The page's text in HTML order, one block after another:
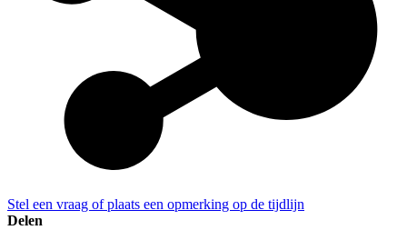
Stel een vraag of plaats een opmerking op de tijdlijn
Delen